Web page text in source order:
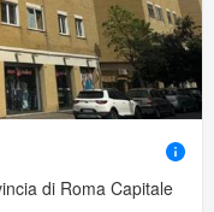
di Roma Capitale